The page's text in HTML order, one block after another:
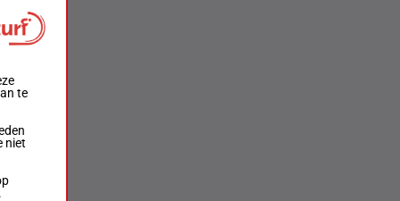
te
niet